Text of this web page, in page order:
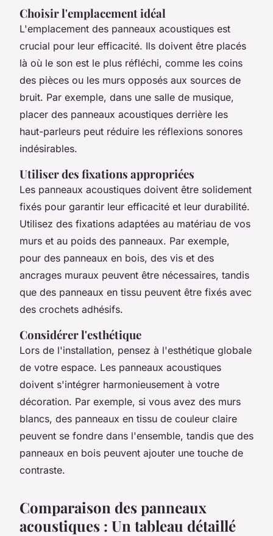
Choisir l'emplacement idéal
L'emplacement des panneaux acoustiques est
crucial pour leur efficacité. Ils doivent être placés
là où le son est le plus réfléchi, comme les coins
des pièces ou les murs opposés aux sources de
bruit. Par exemple, dans une salle de musique,
placer des panneaux acoustiques derrière les
haut-parleurs peut réduire les réflexions sonores
indésirables.
Utiliser des fixations appropriées
Les panneaux acoustiques doivent être solidement
fixés pour garantir leur efficacité et leur durabilité.
Utilisez des fixations adaptées au matériau de vos
murs et au poids des panneaux. Par exemple,
pour des panneaux en bois, des vis et des
ancrages muraux peuvent être nécessaires, tandis
que des panneaux en tissu peuvent être fixés avec
des crochets adhésifs.
Considérer l'esthétique
Lors de l'installation, pensez à l'esthétique globale
de votre espace. Les panneaux acoustiques
doivent s'intégrer harmonieusement à votre
décoration. Par exemple, si vous avez des murs
blancs, des panneaux en tissu de couleur claire
peuvent se fondre dans l'ensemble, tandis que des
panneaux en bois peuvent ajouter une touche de
contraste.
Comparaison des panneaux
acoustiques : Un tableau détaillé